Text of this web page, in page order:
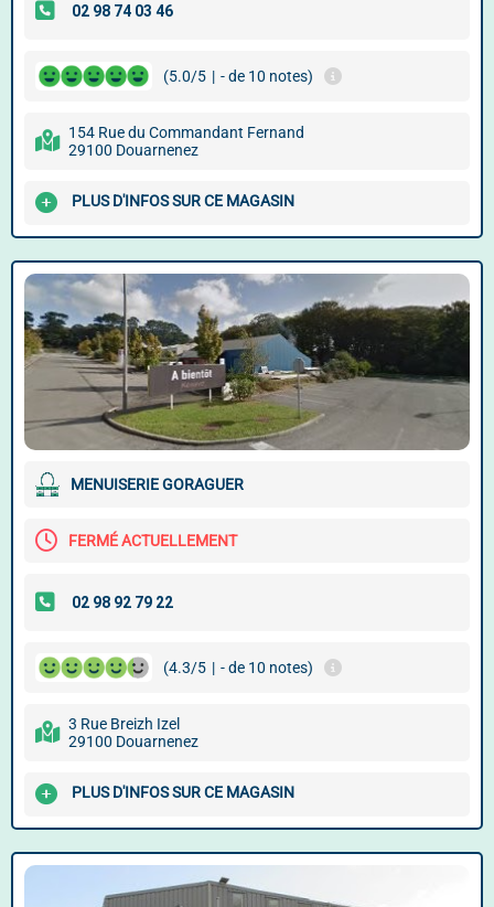
(5.0/5 | - de 10 notes)
154 Rue du Commandant Fernand
29100 Douarnenez
PLUS D'INFOS SUR CE MAGASIN
MENUISERIE GORAGUER
FERMÉ ACTUELLEMENT
(4.3/5 | - de 10 notes)
3 Rue Breizh Izel
29100 Douarnenez
PLUS D'INFOS SUR CE MAGASIN